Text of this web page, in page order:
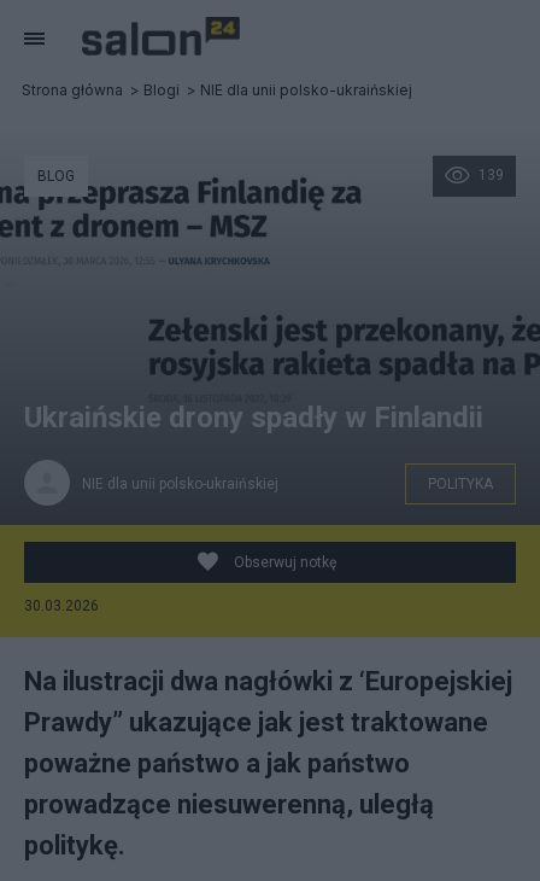
Strona główna Blogi NIE dla unii polsko-ukraińskiej
139
BLOG
Ukraińskie drony spadły w Finlandii
NIE dla unii polsko-ukraińskiej POLITYKA
Obserwuj notkę
30.03.2026
Na ilustracji dwa nagłówki z ‘Europejskiej
Prawdy” ukazujące jak jest traktowane
poważne państwo a jak państwo
prowadzące niesuwerenną, uległą
politykę.